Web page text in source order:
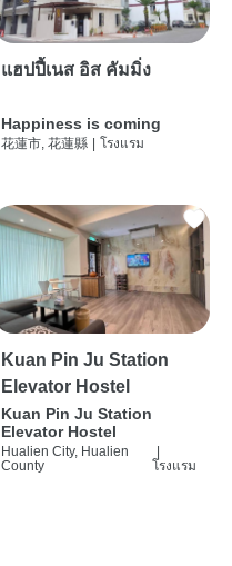
แฮปปี้เนส อิส คัมมิ่ง
Happiness is coming
花蓮市, 花蓮縣 โรงแรม
Kuan Pin Ju Station
Elevator Hostel
Kuan Pin Ju Station
Elevator Hostel
Hualien City, Hualien
County
โรงแรม